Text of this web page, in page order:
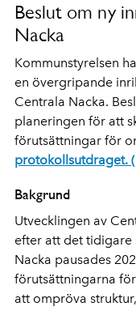
Beslut om ny
Nacka
Kommunstyrelsen
en övergripande
Centrala Nacka.
planeringen för att
förutsättningar för
protokollsutdraget.
Bakgrund
Utvecklingen av
efter att det
Nacka pausades
förutsättningarna
att ompröva